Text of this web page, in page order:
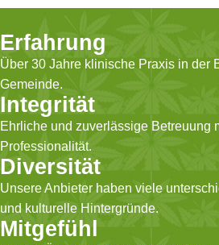
Erfahrung
Über 30 Jahre klinische Praxis in der
Gemeinde.
Integrität
Ehrliche und zuverlässige Betreuung
Professionalität.
Diversität
Unsere Anbieter haben viele
und kulturelle Hintergründe.
Mitgefühl